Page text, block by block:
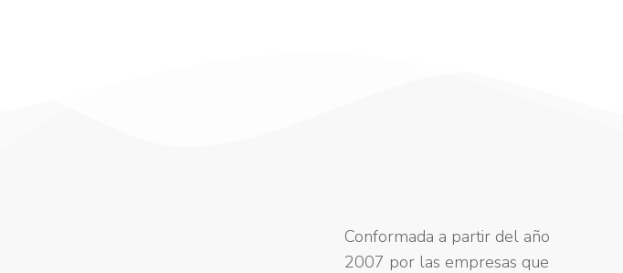
Conformada a partir del año
2007 por las empresas que